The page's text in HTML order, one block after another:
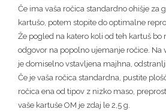
Če ima vaša ročica standardno ohišje za
kartušo, potem stopite do optimalne
Že pogled na katero koli od teh kartuš bo
odgovor na popolno ujemanje ročice.
je domiselno vstavljena majhna,
Če je vaša ročica standardna, pustite
ročica ena od tipov z nizko maso,
vaše kartuše OM je zdaj le 2,5 g.